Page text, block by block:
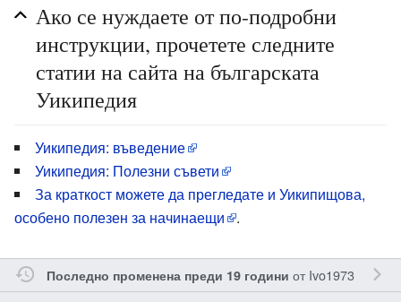
Ако се нуждаете от по-подробни
инструкции, прочетете следните
статии на сайта на българската
Уикипедия
Уикипедия: въведение
Уикипедия: Полезни съвети
За краткост можете да прегледате и Уикипищова,
особено полезен за начинаещи
.
Последно променена преди 19 години от Ivo1973